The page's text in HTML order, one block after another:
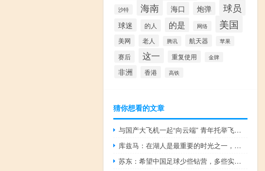
沙特 海南 海口 炮弹 球员
球迷 的人 的是 网络 美国
美网 老人 腾讯 航天器 苹果
赛后 这一 重复使用 金牌
非洲 香港 高铁
猜你想看的文章
与国产大飞机一起“向云端” 青年托举飞翔梦
库兹马：在湖人是最重要的时光之一，与詹皇浓眉共成长
苏东：希望中国足球少些钻营，多些实质提升